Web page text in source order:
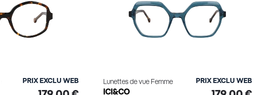
PRIX EXCLU WEB Lunettes de vue Femme
ICI&CO
PRIX EXCLU WEB